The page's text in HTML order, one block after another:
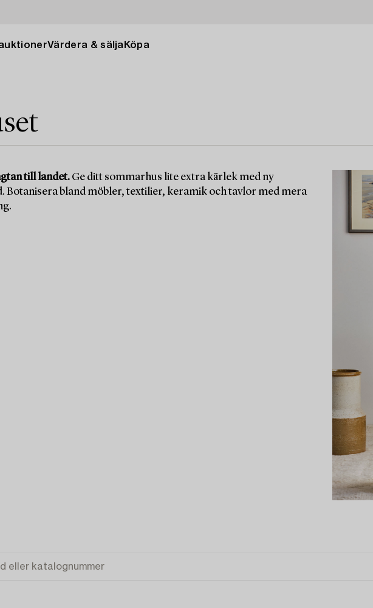
Värdera & sälja Köpa
till landet. Ge ditt sommarhus lite extra kärlek med ny
Botanisera bland möbler, textilier, keramik och tavlor med mera